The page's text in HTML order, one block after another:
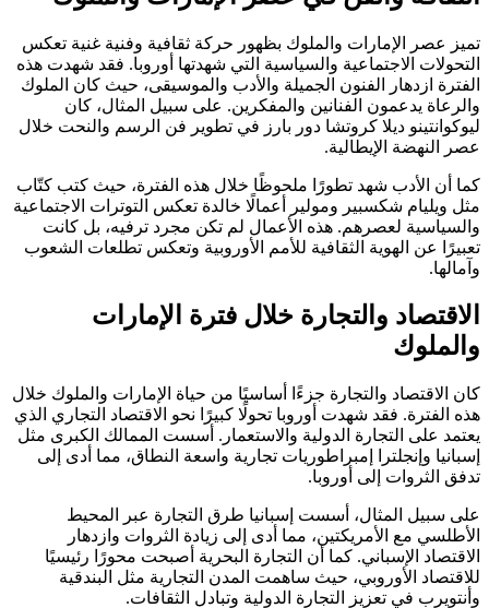
تميز عصر الإمارات والملوك بظهور حركة ثقافية وفنية غنية تعكس
التحولات الاجتماعية والسياسية التي شهدتها أوروبا. فقد شهدت هذه
الفترة ازدهار الفنون الجميلة والأدب والموسيقى، حيث كان الملوك
والرعاة يدعمون الفنانين والمفكرين. على سبيل المثال، كان
ليوكوانتينو ديلا كروتشا دور بارز في تطوير فن الرسم والنحت خلال
عصر النهضة الإيطالية.
كما أن الأدب شهد تطورًا ملحوظًا خلال هذه الفترة، حيث كتب كتّاب
مثل ويليام شكسبير ومولير أعمالًا خالدة تعكس التوترات الاجتماعية
والسياسية لعصرهم. هذه الأعمال لم تكن مجرد ترفيه، بل كانت
تعبيرًا عن الهوية الثقافية للأمم الأوروبية وتعكس تطلعات الشعوب
وآمالها.
الاقتصاد والتجارة خلال فترة الإمارات
والملوك
كان الاقتصاد والتجارة جزءًا أساسيًا من حياة الإمارات والملوك خلال
هذه الفترة. فقد شهدت أوروبا تحولًا كبيرًا نحو الاقتصاد التجاري الذي
يعتمد على التجارة الدولية والاستعمار. أسست الممالك الكبرى مثل
إسبانيا وإنجلترا إمبراطوريات تجارية واسعة النطاق، مما أدى إلى
تدفق الثروات إلى أوروبا.
على سبيل المثال، أسست إسبانيا طرق التجارة عبر المحيط
الأطلسي مع الأمريكتين، مما أدى إلى زيادة الثروات وازدهار
الاقتصاد الإسباني. كما أن التجارة البحرية أصبحت محورًا رئيسيًا
للاقتصاد الأوروبي، حيث ساهمت المدن التجارية مثل البندقية
وأنتويرب في تعزيز التجارة الدولية وتبادل الثقافات.